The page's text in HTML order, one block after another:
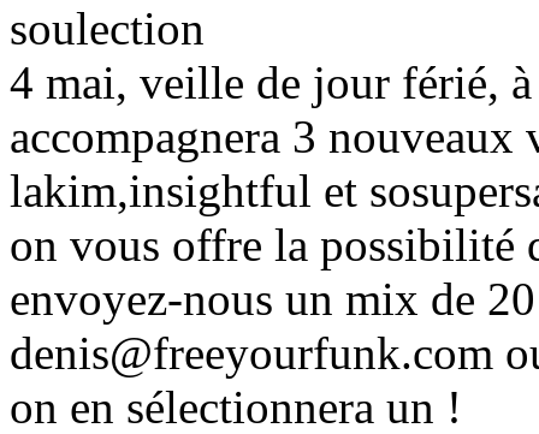
soulection
4 mai, veille de jour férié,
accompagnera 3 nouveaux
lakim,insightful et
on vous offre la possibilité
envoyez-nous un mix de
denis@freeyourfunk.com
on en sélectionnera un !